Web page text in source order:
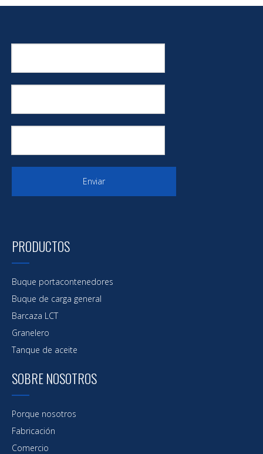
Enviar
PRODUCTOS
Buque portacontenedores
Buque de carga general
Barcaza LCT
Granelero
Tanque de aceite
SOBRE NOSOTROS
Porque nosotros
Fabricación
Comercio